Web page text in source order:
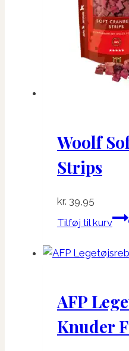
Woolf
Strips
kr. 39,95
Tilføj til kurv
AFP
Knuder